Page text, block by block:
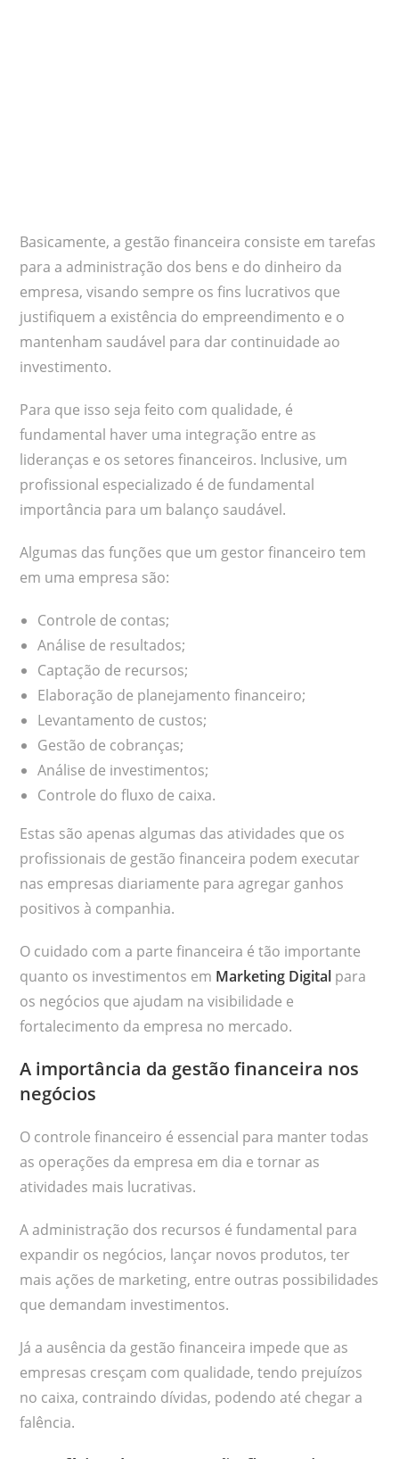
Basicamente, a gestão financeira consiste em tarefas
para a administração dos bens e do dinheiro da
empresa, visando sempre os fins lucrativos que
justifiquem a existência do empreendimento e o
mantenham saudável para dar continuidade ao
investimento.
Para que isso seja feito com qualidade, é
fundamental haver uma integração entre as
lideranças e os setores financeiros. Inclusive, um
profissional especializado é de fundamental
importância para um balanço saudável.
Algumas das funções que um gestor financeiro tem
em uma empresa são:
Controle de contas;
Análise de resultados;
Captação de recursos;
Elaboração de planejamento financeiro;
Levantamento de custos;
Gestão de cobranças;
Análise de investimentos;
Controle do fluxo de caixa.
Estas são apenas algumas das atividades que os
profissionais de gestão financeira podem executar
nas empresas diariamente para agregar ganhos
positivos à companhia.
O cuidado com a parte financeira é tão importante
quanto os investimentos em Marketing Digital para
os negócios que ajudam na visibilidade e
fortalecimento da empresa no mercado.
A importância da gestão financeira nos
negócios
O controle financeiro é essencial para manter todas
as operações da empresa em dia e tornar as
atividades mais lucrativas.
A administração dos recursos é fundamental para
expandir os negócios, lançar novos produtos, ter
mais ações de marketing, entre outras possibilidades
que demandam investimentos.
Já a ausência da gestão financeira impede que as
empresas cresçam com qualidade, tendo prejuízos
no caixa, contraindo dívidas, podendo até chegar a
falência.